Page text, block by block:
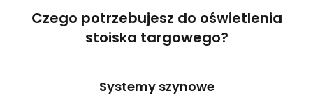
Czego potrzebujesz do oświetlenia
stoiska targowego?
Systemy szynowe